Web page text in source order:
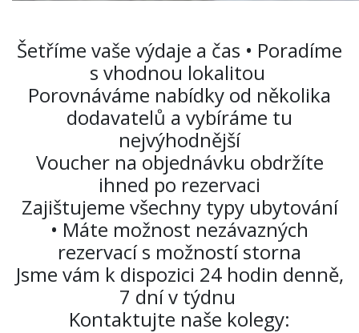
Šetříme vaše výdaje a čas • Poradíme
s vhodnou lokalitou
Porovnáváme nabídky od několika
dodavatelů a vybíráme tu
nejvýhodnější
Voucher na objednávku obdržíte
ihned po rezervaci
Zajištujeme všechny typy ubytování
• Máte možnost nezávazných
rezervací s možností storna
Jsme vám k dispozici 24 hodin denně,
7 dní v týdnu
Kontaktujte naše kolegy: